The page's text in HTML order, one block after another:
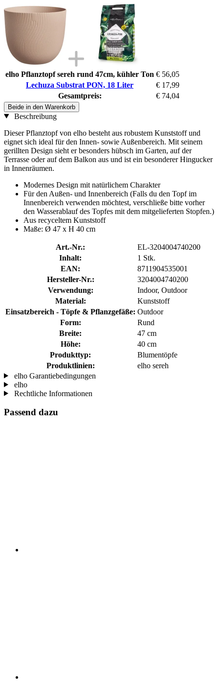
elho Pflanztopf sereh rund 47cm, kühler Ton € 56,05
Lechuza Substrat PON, 18 Liter
€ 17,99
Gesamtpreis:
€ 74,04
Beide in den Warenkorb
Beschreibung
Dieser Pflanztopf von elho besteht aus robustem Kunststoff und
eignet sich ideal für den Innen- sowie Außenbereich. Mit seinem
gerillten Design sieht er besonders hübsch im Garten, auf der
Terrasse oder auf dem Balkon aus und ist ein besonderer Hingucker
in Innenräumen.
Modernes Design mit natürlichem Charakter
Für den Außen- und Innenbereich (Falls du den Topf im
Innenbereich verwenden möchtest, verschließe bitte vorher
den Wasserablauf des Topfes mit dem mitgelieferten Stopfen.)
Aus recyceltem Kunststoff
Maße: Ø 47 x H 40 cm
Art.-Nr.:
EL-3204004740200
Inhalt:
1 Stk.
EAN:
8711904535001
Hersteller-Nr.:
3204004740200
Verwendung:
Indoor, Outdoor
Material:
Kunststoff
Einsatzbereich - Töpfe & Pflanzgefäße: Outdoor
Form:
Rund
Breite:
47 cm
Höhe:
40 cm
Produkttyp:
Blumentöpfe
Produktlinien:
elho sereh
elho Garantiebedingungen
elho
Rechtliche Informationen
Passend dazu